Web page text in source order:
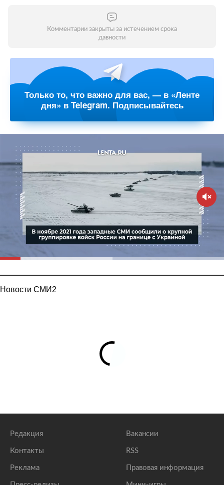
Комментарии закрыты за истечением срока
давности
Только то, что важно для вас, — в «Ленте
дня» в Telegram. Подписывайтесь
Новости СМИ2
Редакция
Контакты
Реклама
Вакансии
RSS
Правовая информация